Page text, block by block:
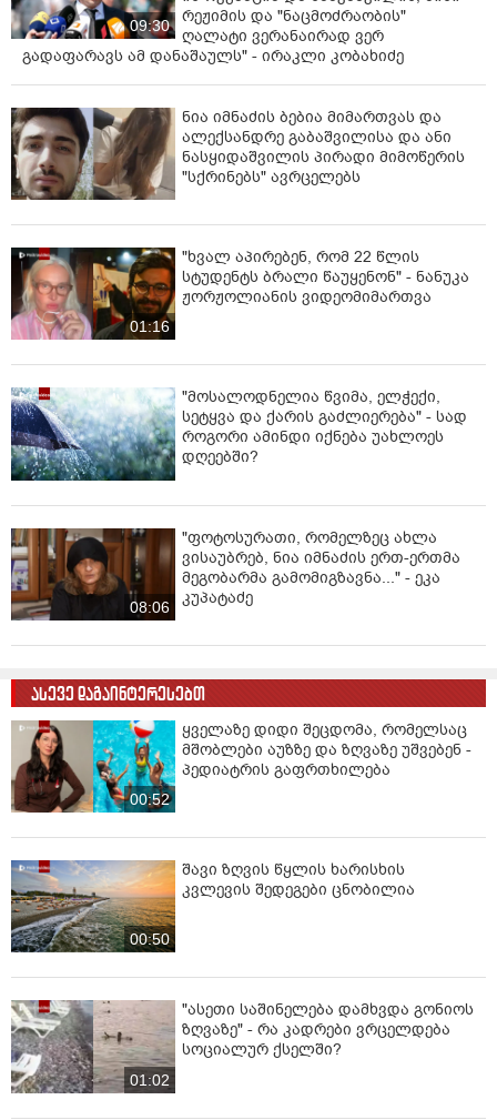
09:30
რეჟიმის და "ნაცმოძრაობის"
ღალატი ვერანაირად ვერ
გადაფარავს ამ დანაშაულს" - ირაკლი კობახიძე
ნია იმნაძის ბებია მიმართვას და
ალექსანდრე გაბაშვილისა და ანი
ნასყიდაშვილის პირადი მიმოწერის
"სქრინებს" ავრცელებს
01:16
"ხვალ აპირებენ, რომ 22 წლის
სტუდენტს ბრალი წაუყენონ" - ნანუკა
ჟორჟოლიანის ვიდეომიმართვა
"მოსალოდნელია წვიმა, ელჭექი,
სეტყვა და ქარის გაძლიერება" - სად
როგორი ამინდი იქნება უახლოეს
დღეებში?
08:06
"ფოტოსურათი, რომელზეც ახლა
ვისაუბრებ, ნია იმნაძის ერთ-ერთმა
მეგობარმა გამომიგზავნა..." - ეკა
კუპატაძე
ასევე დაგაინტერესებთ
00:52
ყველაზე დიდი შეცდომა, რომელსაც
მშობლები აუზზე და ზღვაზე უშვებენ -
პედიატრის გაფრთხილება
00:50
შავი ზღვის წყლის ხარისხის
კვლევის შედეგები ცნობილია
01:02
"ასეთი საშინელება დამხვდა გონიოს
ზღვაზე" - რა კადრები ვრცელდება
სოციალურ ქსელში?